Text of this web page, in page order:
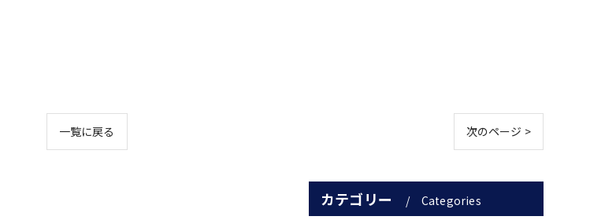
一覧に戻る 次のページ >
カテゴリー Categories